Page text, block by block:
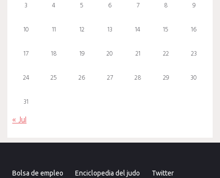
3 4 5 6 7 8 9
10 11 12 13 14 15 16
17 18 19 20 21 22 23
24 25 26 27 28 29 30
31
« Jul
Bolsa de empleo Enciclopedia del judo Twitter